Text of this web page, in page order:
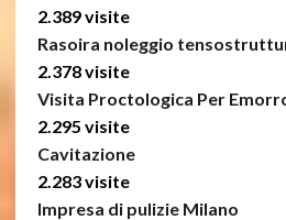
2.389 visite
Rasoira noleggio
2.378 visite
Visita Proctologica Per
2.295 visite
Cavitazione
2.283 visite
Impresa di pulizie Milano